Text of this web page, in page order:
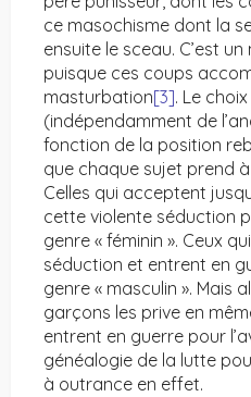
ce masochisme dont la
ensuite le sceau. C’est
puisque ces coups
masturbation[3]. Le
(indépendamment de
fonction de la position
que chaque sujet prend
Celles qui acceptent
cette violente séduction
genre « féminin ». Ceux
séduction et entrent en
genre « masculin ». Mais
garçons les prive en
entrent en guerre pour
généalogie de la lutte
à outrance en effet.